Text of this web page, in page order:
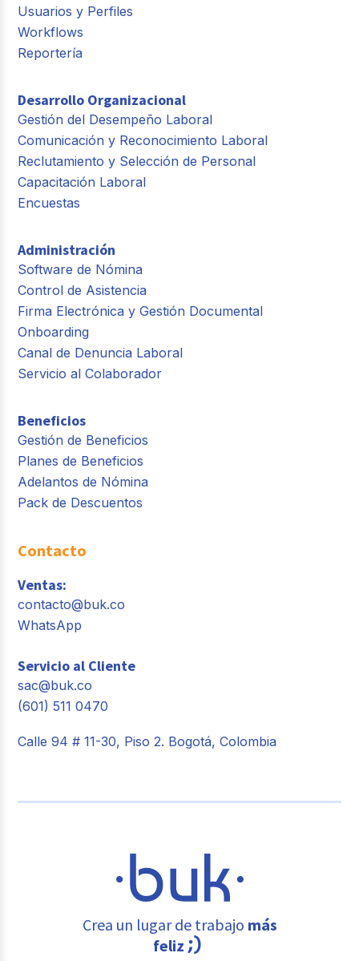
Usuarios y Perfiles
Workflows
Reportería
Desarrollo Organizacional
Gestión del Desempeño Laboral
Comunicación y Reconocimiento Laboral
Reclutamiento y Selección de Personal
Capacitación Laboral
Encuestas
Administración
Software de Nómina
Control de Asistencia
Firma Electrónica y Gestión Documental
Onboarding
Canal de Denuncia Laboral
Servicio al Colaborador
Beneficios
Gestión de Beneficios
Planes de Beneficios
Adelantos de Nómina
Pack de Descuentos
Contacto
Ventas:
contacto@buk.co
WhatsApp
Servicio al Cliente
sac@buk.co
(601) 511 0470
Calle 94 # 11-30, Piso 2. Bogotá, Colombia
Crea un lugar de trabajo más
feliz